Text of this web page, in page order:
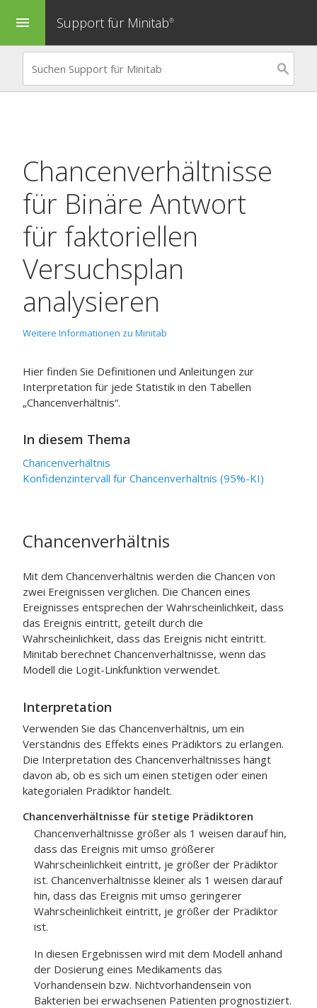
menu Support für Minitab®
Chancenverhältnisse
für Binäre Antwort
für faktoriellen
Versuchsplan
analysieren
Weitere Informationen zu Minitab
Hier finden Sie Definitionen und Anleitungen zur
Interpretation für jede Statistik in den Tabellen
„Chancenverhältnis“.
In diesem Thema
Chancenverhältnis
Konfidenzintervall für Chancenverhältnis (95%-KI)
Chancenverhältnis
Mit dem Chancenverhältnis werden die Chancen von
zwei Ereignissen verglichen. Die Chancen eines
Ereignisses entsprechen der Wahrscheinlichkeit, dass
das Ereignis eintritt, geteilt durch die
Wahrscheinlichkeit, dass das Ereignis nicht eintritt.
Minitab berechnet Chancenverhältnisse, wenn das
Modell die Logit-Linkfunktion verwendet.
Interpretation
Verwenden Sie das Chancenverhältnis, um ein
Verständnis des Effekts eines Prädiktors zu erlangen.
Die Interpretation des Chancenverhältnisses hängt
davon ab, ob es sich um einen stetigen oder einen
kategorialen Prädiktor handelt.
Chancenverhältnisse für stetige Prädiktoren
Chancenverhältnisse größer als 1 weisen darauf hin,
dass das Ereignis mit umso größerer
Wahrscheinlichkeit eintritt, je größer der Prädiktor
ist. Chancenverhältnisse kleiner als 1 weisen darauf
hin, dass das Ereignis mit umso geringerer
Wahrscheinlichkeit eintritt, je größer der Prädiktor
ist.
In diesen Ergebnissen wird mit dem Modell anhand
der Dosierung eines Medikaments das
Vorhandensein bzw. Nichtvorhandensein von
Bakterien bei erwachsenen Patienten prognostiziert.